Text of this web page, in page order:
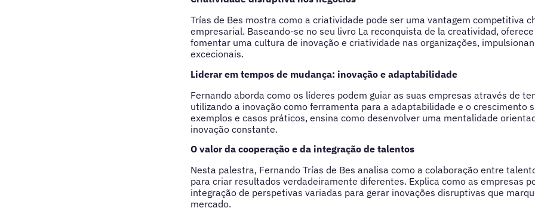
Trías de Bes mostra como a criatividade pode ser uma vantagem competitiva
empresarial. Baseando-se no seu livro La reconquista de la creatividad,
fomentar uma cultura de inovação e criatividade nas organizações,
excecionais.
Liderar em tempos de mudança: inovação e adaptabilidade
Fernando aborda como os líderes podem guiar as suas empresas através de
utilizando a inovação como ferramenta para a adaptabilidade e o crescimento
exemplos e casos práticos, ensina como desenvolver uma mentalidade
inovação constante.
O valor da cooperação e da integração de talentos
Nesta palestra, Fernando Trías de Bes analisa como a colaboração entre
para criar resultados verdadeiramente diferentes. Explica como as empresas
integração de perspetivas variadas para gerar inovações disruptivas que
mercado.